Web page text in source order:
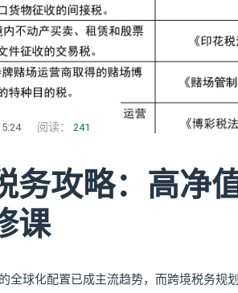
阅读： 241
务攻略：高净
课
全球化配置已成主流趋势，而跨境税务规